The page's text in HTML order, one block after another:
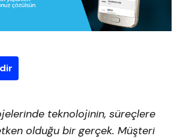
teknolojinin, süreçlere
olduğu bir gerçek. Müşteri